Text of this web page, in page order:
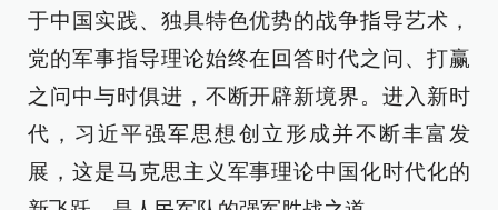
于中国实践、独具特色优势的战争指导艺术，
党的军事指导理论始终在回答时代之问、打赢
之问中与时俱进，不断开辟新境界。进入新时
代，习近平强军思想创立形成并不断丰富发
展，这是马克思主义军事理论中国化时代化的